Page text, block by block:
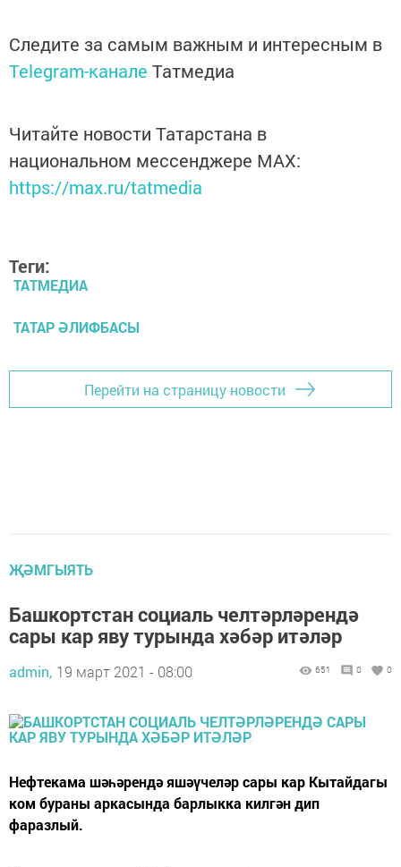
Следите за самым важным и интересным в
Telegram-канале Татмедиа
Читайте новости Татарстана в
национальном мессенджере MАХ:
https://max.ru/tatmedia
Теги:
ТАТМЕДИА
ТАТАР ӘЛИФБАСЫ
Перейти на страницу новости
ҖӘМГЫЯТЬ
Башкортстан социаль челтәрләрендә
сары кар яву турында хәбәр итәләр
admin, 19 март 2021 - 08:00 651 0 0
Нефтекама шәһәрендә яшәүчеләр сары кар Кытайдагы
ком бураны аркасында барлыкка килгән дип
фаразлый.